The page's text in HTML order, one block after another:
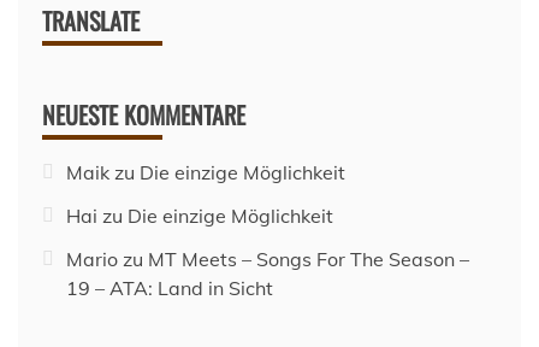
TRANSLATE
NEUESTE KOMMENTARE
Maik zu Die einzige Möglichkeit
Hai zu Die einzige Möglichkeit
Mario zu MT Meets – Songs For The Season –
19 – ATA: Land in Sicht